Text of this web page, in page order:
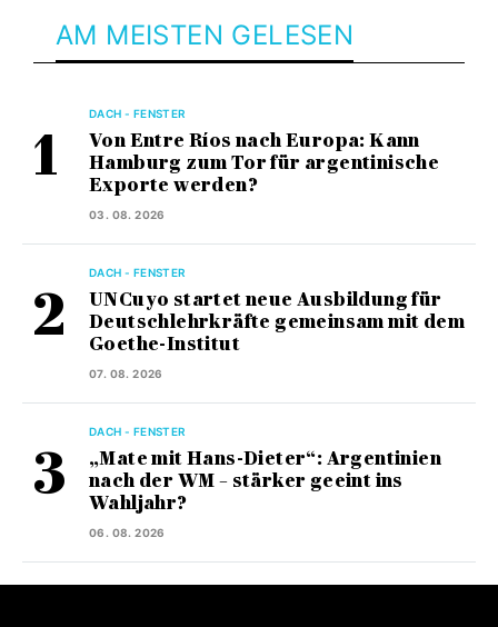
AM MEISTEN GELESEN
DACH - FENSTER
Von Entre Ríos nach Europa: Kann
Hamburg zum Tor für argentinische
Exporte werden?
03. 08. 2026
DACH - FENSTER
UNCuyo startet neue Ausbildung für
Deutschlehrkräfte gemeinsam mit dem
Goethe-Institut
07. 08. 2026
DACH - FENSTER
„Mate mit Hans-Dieter“: Argentinien
nach der WM – stärker geeint ins
Wahljahr?
06. 08. 2026